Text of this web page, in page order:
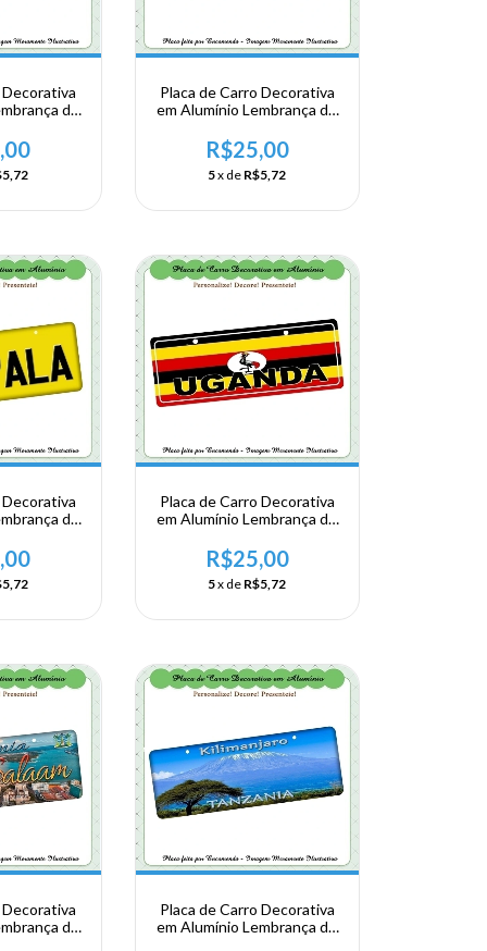
Decorativa
de
Placa de Carro Decorativa
em Alumínio Lembrança de
Oriental - Zimbábue -
Victoria Falls
R$25,00
5x de R$5,72
Decorativa
de
-
Placa de Carro Decorativa
em Alumínio Lembrança de
Oriental - Uganda
R$25,00
5x de R$5,72
Decorativa
de
Placa de Carro Decorativa
em Alumínio Lembrança de